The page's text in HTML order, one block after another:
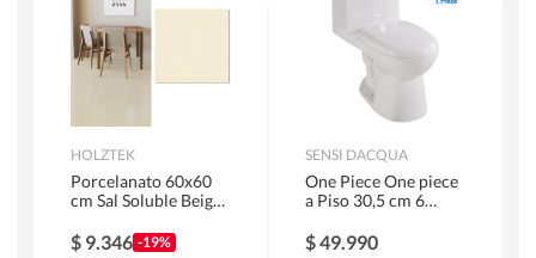
Pinturas
HOLZTEK
Porcelanato 60x60
cm Sal Soluble Beige
$ 9.346 -19%
SENSI DACQUA
One Piece One piece
a Piso 30,5 cm 6
$49.990